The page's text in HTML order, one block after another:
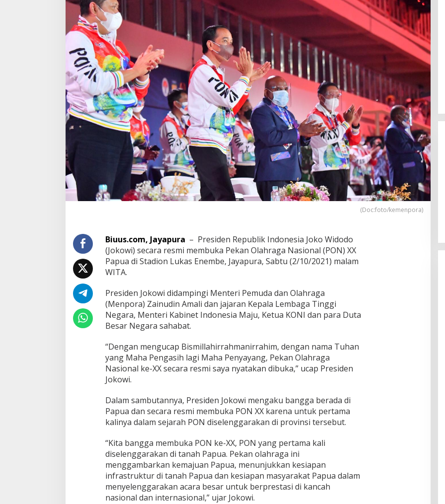
(Doc:foto/kemenpora)
Biuus.com, Jayapura – Presiden Republik Indonesia Joko Widodo
(Jokowi) secara resmi membuka Pekan Olahraga Nasional (PON) XX
Papua di Stadion Lukas Enembe, Jayapura, Sabtu (2/10/2021) malam
WITA.
Presiden Jokowi didampingi Menteri Pemuda dan Olahraga
(Menpora) Zainudin Amali dan jajaran Kepala Lembaga Tinggi
Negara, Menteri Kabinet Indonesia Maju, Ketua KONI dan para Duta
Besar Negara sahabat.
“Dengan mengucap Bismillahirrahmanirrahim, dengan nama Tuhan
yang Maha Pengasih lagi Maha Penyayang, Pekan Olahraga
Nasional ke-XX secara resmi saya nyatakan dibuka,” ucap Presiden
Jokowi.
Dalam sambutannya, Presiden Jokowi mengaku bangga berada di
Papua dan secara resmi membuka PON XX karena untuk pertama
kalinya dalam sejarah PON diselenggarakan di provinsi tersebut.
“Kita bangga membuka PON ke-XX, PON yang pertama kali
diselenggarakan di tanah Papua. Pekan olahraga ini
menggambarkan kemajuan Papua, menunjukkan kesiapan
infrastruktur di tanah Papua dan kesiapan masyarakat Papua dalam
menyelenggarakan acara besar untuk berprestasi di kancah
nasional dan internasional,” ujar Jokowi.